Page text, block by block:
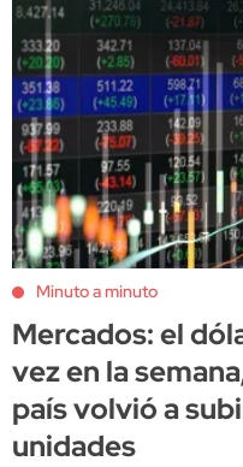
Minuto a minuto
Mercados: el
vez en la
país volvió a
unidades